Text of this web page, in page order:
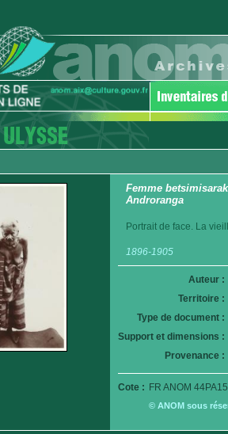
Femme
Androranga
Portrait de face. La
1896-1905
Auteur :
Territoire :
Type de document :
Support et dimensions :
Provenance :
Cote : FR ANOM
© ANOM sous